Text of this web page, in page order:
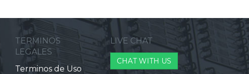
TERMINOS
LEGALES
Terminos de Uso
LIVE CHAT
CHAT WITH US